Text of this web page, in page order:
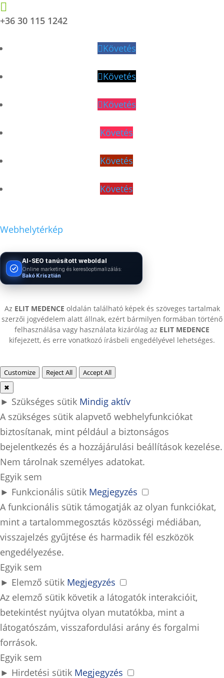

+36 30 115 1242
Követés
Követés
Követés
Követés
Követés
Követés
Webhelytérkép
AI-SEO tanúsított weboldal
Online marketing és keresőoptimalizálás:
Bakó Krisztián
Az ELIT MEDENCE oldalán található képek és szöveges tartalmak
szerzői jogvédelem alatt állnak, ezért bármilyen formában történő
felhasználása vagy használata kizárólag az ELIT MEDENCE
kifejezett, és erre vonatkozó írásbeli engedélyével lehetséges.
Customize Reject All
Accept All
✖
► Szükséges sütik Mindig aktív
A szükséges sütik alapvető webhelyfunkciókat
biztosítanak, mint például a biztonságos
bejelentkezés és a hozzájárulási beállítások kezelése.
Nem tárolnak személyes adatokat.
Egyik sem
► Funkcionális sütik Megjegyzés
A funkcionális sütik támogatják az olyan funkciókat,
mint a tartalommegosztás közösségi médiában,
visszajelzés gyűjtése és harmadik fél eszközök
engedélyezése.
Egyik sem
► Elemző sütik Megjegyzés
Az elemző sütik követik a látogatók interakcióit,
betekintést nyújtva olyan mutatókba, mint a
látogatószám, visszafordulási arány és forgalmi
források.
Egyik sem
► Hirdetési sütik Megjegyzés